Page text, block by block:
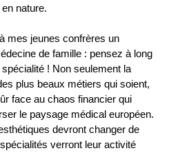
nature.
mes jeunes confrères un
de famille : pensez à long
! Non seulement la
plus beaux métiers qui soient,
face au chaos financier qui
le paysage médical européen.
devront changer de
verront leur activité